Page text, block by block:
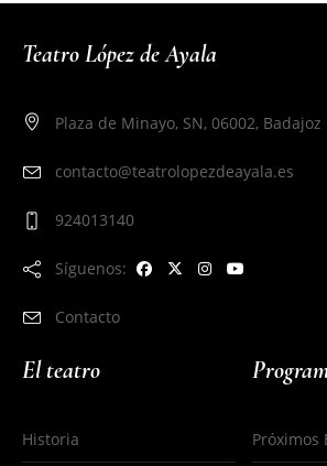
Teatro López de Ayala
Plaza de Minayo, SN, 06002, Badajoz
contacto@teatrolopezdeayala.es
924013140
Síguenos:
Contacto
El teatro
Historia Próximos